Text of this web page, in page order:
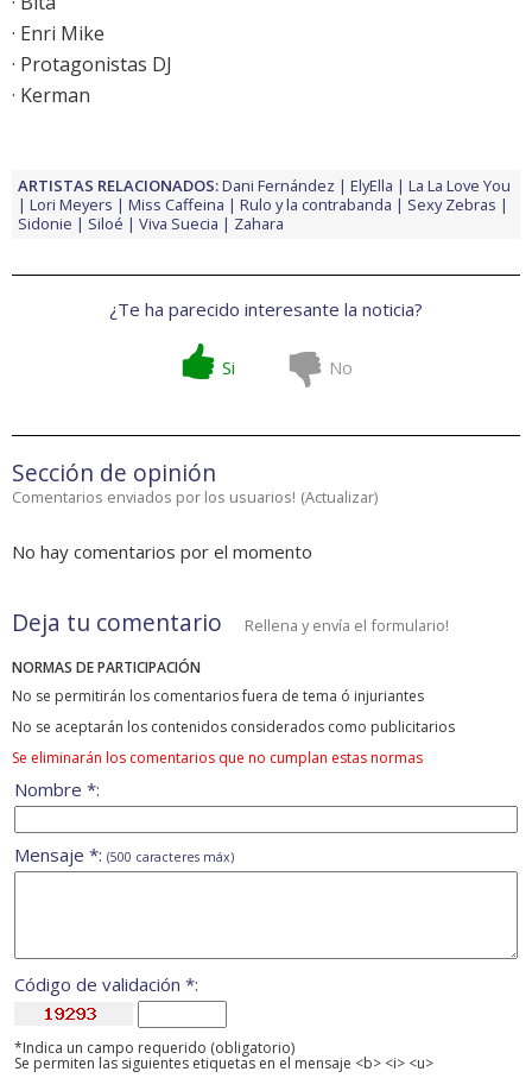
· Enri Mike
· Protagonistas DJ
· Kerman
ARTISTAS RELACIONADOS:Dani Fernández ElyElla
La La Love You
Lori Meyers
Miss Caffeina Rulo y la contrabanda
Sexy Zebras
Sidonie
Siloé Viva Suecia Zahara
¿Te ha parecido interesante la noticia?
Si No
Sección de opinión
Comentarios enviados por los usuarios! (Actualizar)
No hay comentarios por el momento
Deja tu comentario Rellena y envía el formulario!
NORMAS DE PARTICIPACIÓN
No se permitirán los comentarios fuera de tema ó injuriantes
No se aceptarán los contenidos considerados como publicitarios
Se eliminarán los comentarios que no cumplan estas normas
Nombre *:
Mensaje *: (500 caracteres máx)
Código de validación *:
*Indica un campo requerido (obligatorio)
Se permiten las siguientes etiquetas en el mensaje <b> <i> <u>